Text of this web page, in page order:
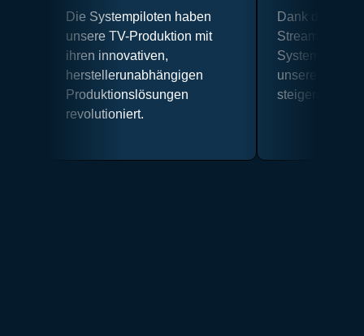
Die Systempiloten haben
unsere TV-Produktion mit
ihren innovativen,
herstellerunabhängigen
Produktionslösungen
revolutioniert.
Dank der IP-
Streaming-
Systempiloten
unsere
steigern.